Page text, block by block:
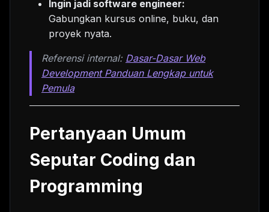
Ingin jadi software engineer:
Gabungkan kursus online, buku, dan
proyek nyata.
Referensi internal: Dasar-Dasar Web
Development Panduan Lengkap untuk
Pemula
Pertanyaan Umum
Seputar Coding dan
Programming